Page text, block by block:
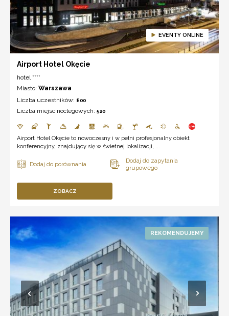
EVENTY ONLINE
Airport Hotel Okęcie
hotel ****
Miasto: Warszawa
Liczba uczestników: 800
Liczba miejsc noclegowych: 520
Airport Hotel Okęcie to nowoczesny i w pełni profesjonalny obiekt
konferencyjny, znajdujący się w świetnej lokalizacji, ...
ZOBACZ